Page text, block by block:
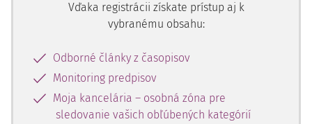
Vďaka registrácii získate prístup aj k
vybranému obsahu:
Odborné články z časopisov
Monitoring predpisov
Moja kancelária – osobná zóna pre
sledovanie vašich obľúbených kategórií